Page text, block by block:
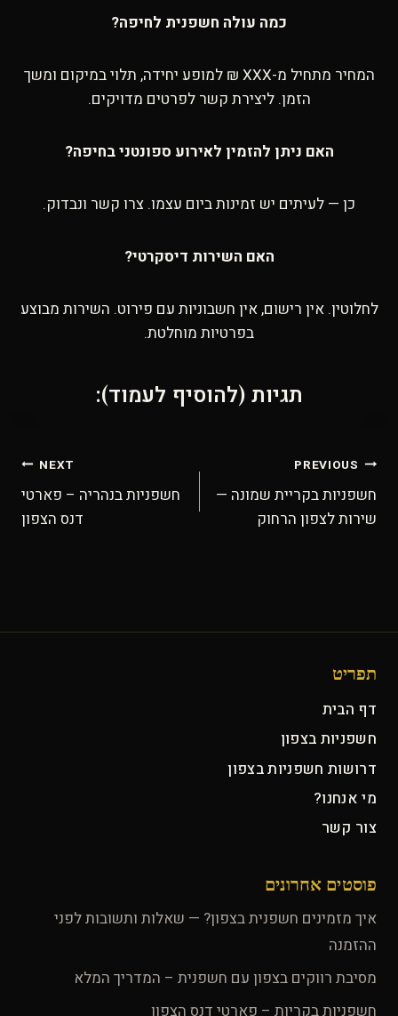
כמה עולה חשפנית לחיפה?
המחיר מתחיל מ-XXX ₪ למופע יחידה, תלוי במיקום ומשך
הזמן. ליצירת קשר לפרטים מדויקים.
האם ניתן להזמין לאירוע ספונטני בחיפה?
כן — לעיתים יש זמינות ביום עצמו. צרו קשר ונבדוק.
האם השירות דיסקרטי?
לחלוטין. אין רישום, אין חשבוניות עם פירוט. השירות מבוצע
בפרטיות מוחלטת.
תגיות (להוסיף לעמוד):
ניווט
PREVIOUS
חשפניות בקריית שמונה —
שירות לצפון הרחוק
NEXT
חשפניות בנהריה – פארטי
דנס הצפון
תפריט
דף הבית
חשפניות בצפון
דרושות חשפניות בצפון
מי אנחנו?
צור קשר
פוסטים אחרונים
איך מזמינים חשפנית בצפון? — שאלות ותשובות לפני
ההזמנה
מסיבת רווקים בצפון עם חשפנית – המדריך המלא
חשפניות בקריות – פארטי דנס הצפון